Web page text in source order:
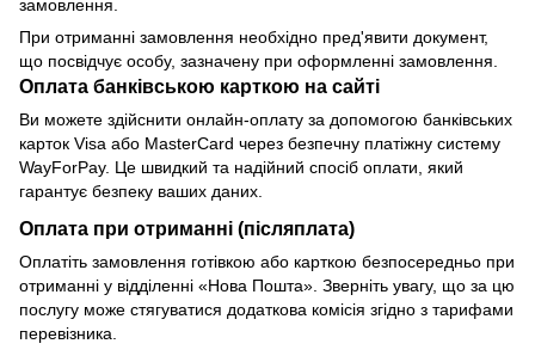
замовлення.
При отриманні замовлення необхідно пред'явити документ,
що посвідчує особу, зазначену при оформленні замовлення.
Оплата банківською карткою на сайті
Ви можете здійснити онлайн-оплату за допомогою банківських
карток Visa або MasterCard через безпечну платіжну систему
WayForPay. Це швидкий та надійний спосіб оплати, який
гарантує безпеку ваших даних.
Оплата при отриманні (післяплата)
Оплатіть замовлення готівкою або карткою безпосередньо при
отриманні у відділенні «Нова Пошта». Зверніть увагу, що за цю
послугу може стягуватися додаткова комісія згідно з тарифами
перевізника.